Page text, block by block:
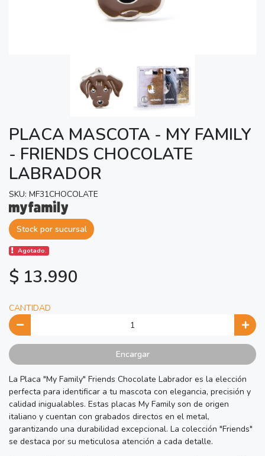
PLACA MASCOTA - MY FAMILY
- FRIENDS CHOCOLATE
LABRADOR
SKU: MF31CHOCOLATE
Stock por sucursal
Agotado.
$ 13.990
CANTIDAD
Encargar
La Placa "My Family" Friends Chocolate Labrador es la elección
perfecta para identificar a tu mascota con elegancia, precisión y
calidad inigualables. Estas placas My Family son de origen
italiano y cuentan con grabados directos en el metal,
garantizando una durabilidad excepcional. La colección "Friends"
se destaca por su meticulosa atención a cada detalle.